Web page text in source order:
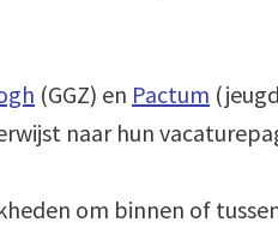
(GGZ) en Pactum
naar hun
om binnen of